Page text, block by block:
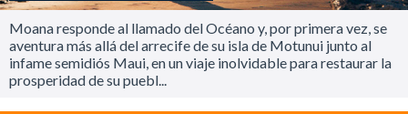
Moana responde al llamado del Océano y, por primera vez, se
aventura más allá del arrecife de su isla de Motunui junto al
infame semidiós Maui, en un viaje inolvidable para restaurar la
prosperidad de su puebl...